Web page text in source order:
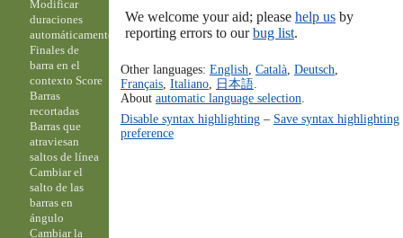
We welcome your aid; please help usby
reporting errors to ourbug list.
Other languages: English Català, Deutsch
Français, Italiano, 日本語.
About automatic language selection
Disable syntax highlighting– Save syntax highlighting
preference
Modificar
duraciones
automáticamente
Finales de
barra en el
contexto Score
Barras
recortadas
Barras que
atraviesan
saltos de línea
Cambiar el
salto de las
barras en
ángulo
Cambiar la